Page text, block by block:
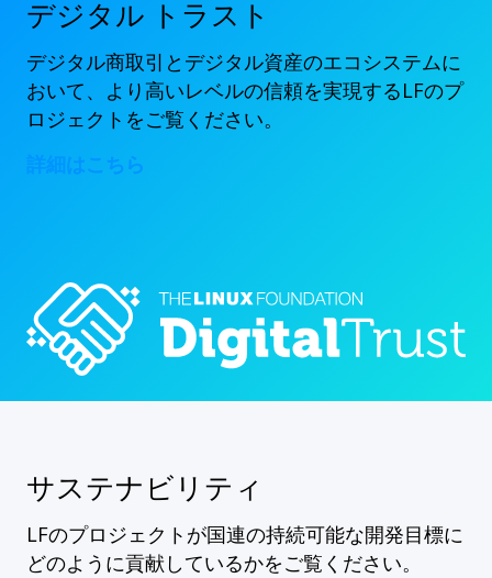
デジタル トラスト
デジタル商取引とデジタル資産のエコシステムに
おいて、より高いレベルの信頼を実現するLFのプ
ロジェクトをご覧ください。
詳細はこちら
サステナビリティ
LFのプロジェクトが国連の持続可能な開発目標に
どのように貢献しているかをご覧ください。